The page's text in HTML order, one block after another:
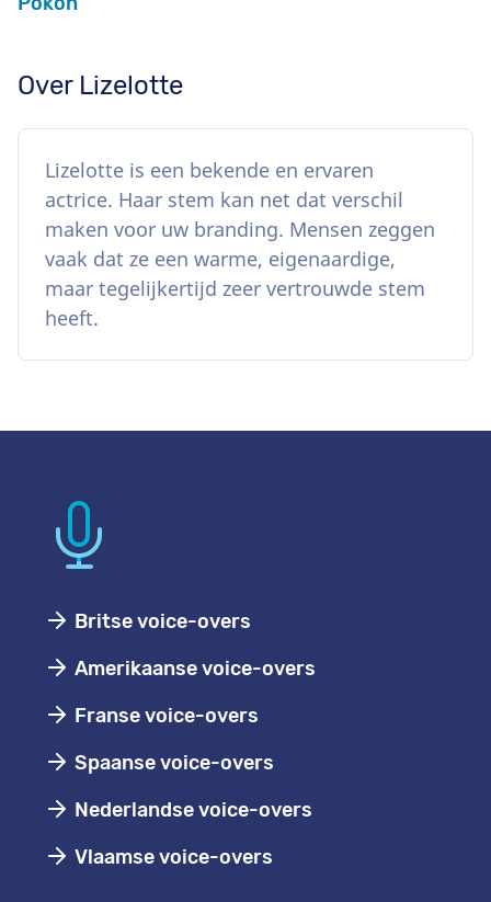
Over Lizelotte
Lizelotte is een bekende en ervaren
actrice. Haar stem kan net dat verschil
maken voor uw branding. Mensen zeggen
vaak dat ze een warme, eigenaardige,
maar tegelijkertijd zeer vertrouwde stem
heeft.
Britse voice-overs
Amerikaanse voice-overs
Franse voice-overs
Spaanse voice-overs
Nederlandse voice-overs
Vlaamse voice-overs